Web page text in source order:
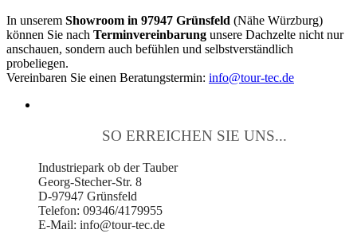
In unserem Showroom in 97947 Grünsfeld (Nähe Würzburg)
können Sie nach Terminvereinbarung unsere Dachzelte nicht nur
anschauen, sondern auch befühlen und selbstverständlich
probeliegen.
Vereinbaren Sie einen Beratungstermin: info@tour-tec.de
SO ERREICHEN SIE UNS...
Industriepark ob der Tauber
Georg-Stecher-Str. 8
D-97947 Grünsfeld
Telefon: 09346/4179955
E-Mail: info@tour-tec.de